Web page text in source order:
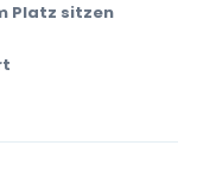
Platz sitzen